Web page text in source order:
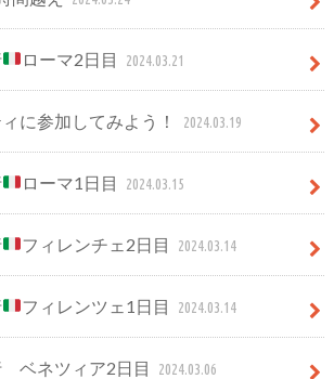
ローマ2日目 2024.03.21
に参加してみよう！ 2024.03.19
ローマ1日目 2024.03.15
フィレンチェ2日目 2024.03.14
フィレンツェ1日目 2024.03.14
ベネツィア2日目 2024.03.06